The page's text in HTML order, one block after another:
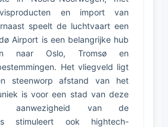
en import van
speelt de luchtvaart een
Airport is een belangrijke hub
naar Oslo, Tromsø en
Het vliegveld ligt
steenworp afstand van het
is voor een stad van deze
aanwezigheid van de
stimuleert ook hightech-